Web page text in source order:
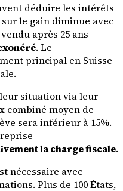
déduire les intérêts
le gain diminue avec
après 25 ans
. Le
principal en Suisse
situation via leur
combiné moyen de
sera inférieur à 15%.
la charge fiscale.
nécessaire avec
Plus de 100 États,